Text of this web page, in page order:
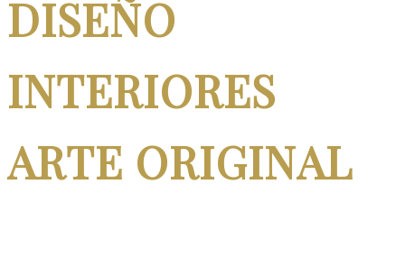
DISEÑO
INTERIORES
ARTE ORIGINAL